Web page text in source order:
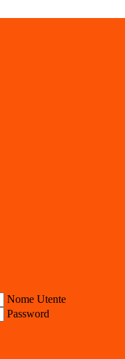
Nome Utente
Password